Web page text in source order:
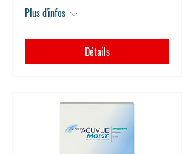
Plus d'infos
Détails